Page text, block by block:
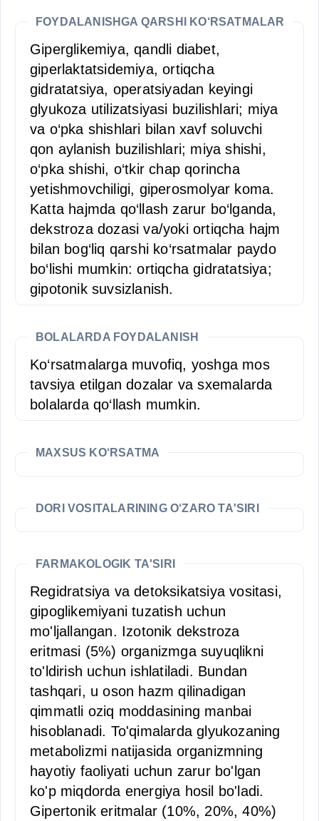
FOYDALANISHGA QARSHI KO‘RSATMALAR
Giperglikemiya, qandli diabet,
giperlaktatsidemiya, ortiqcha
gidratatsiya, operatsiyadan keyingi
glyukoza utilizatsiyasi buzilishlari; miya
va o‘pka shishlari bilan xavf soluvchi
qon aylanish buzilishlari; miya shishi,
o‘pka shishi, o‘tkir chap qorincha
yetishmovchiligi, giperosmolyar koma.
Katta hajmda qo‘llash zarur bo‘lganda,
dekstroza dozasi va/yoki ortiqcha hajm
bilan bog‘liq qarshi ko‘rsatmalar paydo
bo‘lishi mumkin: ortiqcha gidratatsiya;
gipotonik suvsizlanish.
BOLALARDA FOYDALANISH
Ko‘rsatmalarga muvofiq, yoshga mos
tavsiya etilgan dozalar va sxemalarda
bolalarda qo‘llash mumkin.
MAXSUS KO‘RSATMA
DORI VOSITALARINING O‘ZARO TA'SIRI
FARMAKOLOGIK TA'SIRI
Regidratsiya va detoksikatsiya vositasi,
gipoglikemiyani tuzatish uchun
mo'ljallangan. Izotonik dekstroza
eritmasi (5%) organizmga suyuqlikni
to'ldirish uchun ishlatiladi. Bundan
tashqari, u oson hazm qilinadigan
qimmatli oziq moddasining manbai
hisoblanadi. To'qimalarda glyukozaning
metabolizmi natijasida organizmning
hayotiy faoliyati uchun zarur bo'lgan
ko'p miqdorda energiya hosil bo'ladi.
Gipertonik eritmalar (10%, 20%, 40%)